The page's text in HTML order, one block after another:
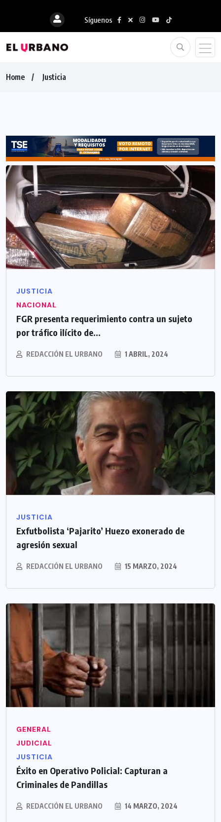
Síguenos
Home Justicia
JUSTICIA
NACIONAL
FGR presenta requerimiento contra un sujeto
por tráfico ilícito de...
REDACCIÓN EL URBANO 1 ABRIL, 2024
JUSTICIA
Exfutbolista ‘Pajarito’ Huezo exonerado de
agresión sexual
REDACCIÓN EL URBANO 15 MARZO, 2024
GENERAL
JUDICIAL
JUSTICIA
Éxito en Operativo Policial: Capturan a
Criminales de Pandillas
REDACCIÓN EL URBANO 14 MARZO, 2024